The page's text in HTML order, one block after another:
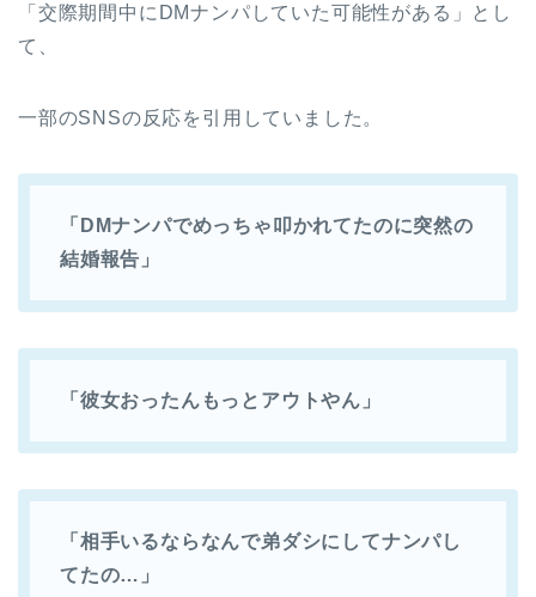
「交際期間中にDMナンパしていた可能性がある」とし
て、
一部のSNSの反応を引用していました。
「DMナンパでめっちゃ叩かれてたのに突然の
結婚報告」
「彼女おったんもっとアウトやん」
「相手いるならなんで弟ダシにしてナンパし
てたの…」